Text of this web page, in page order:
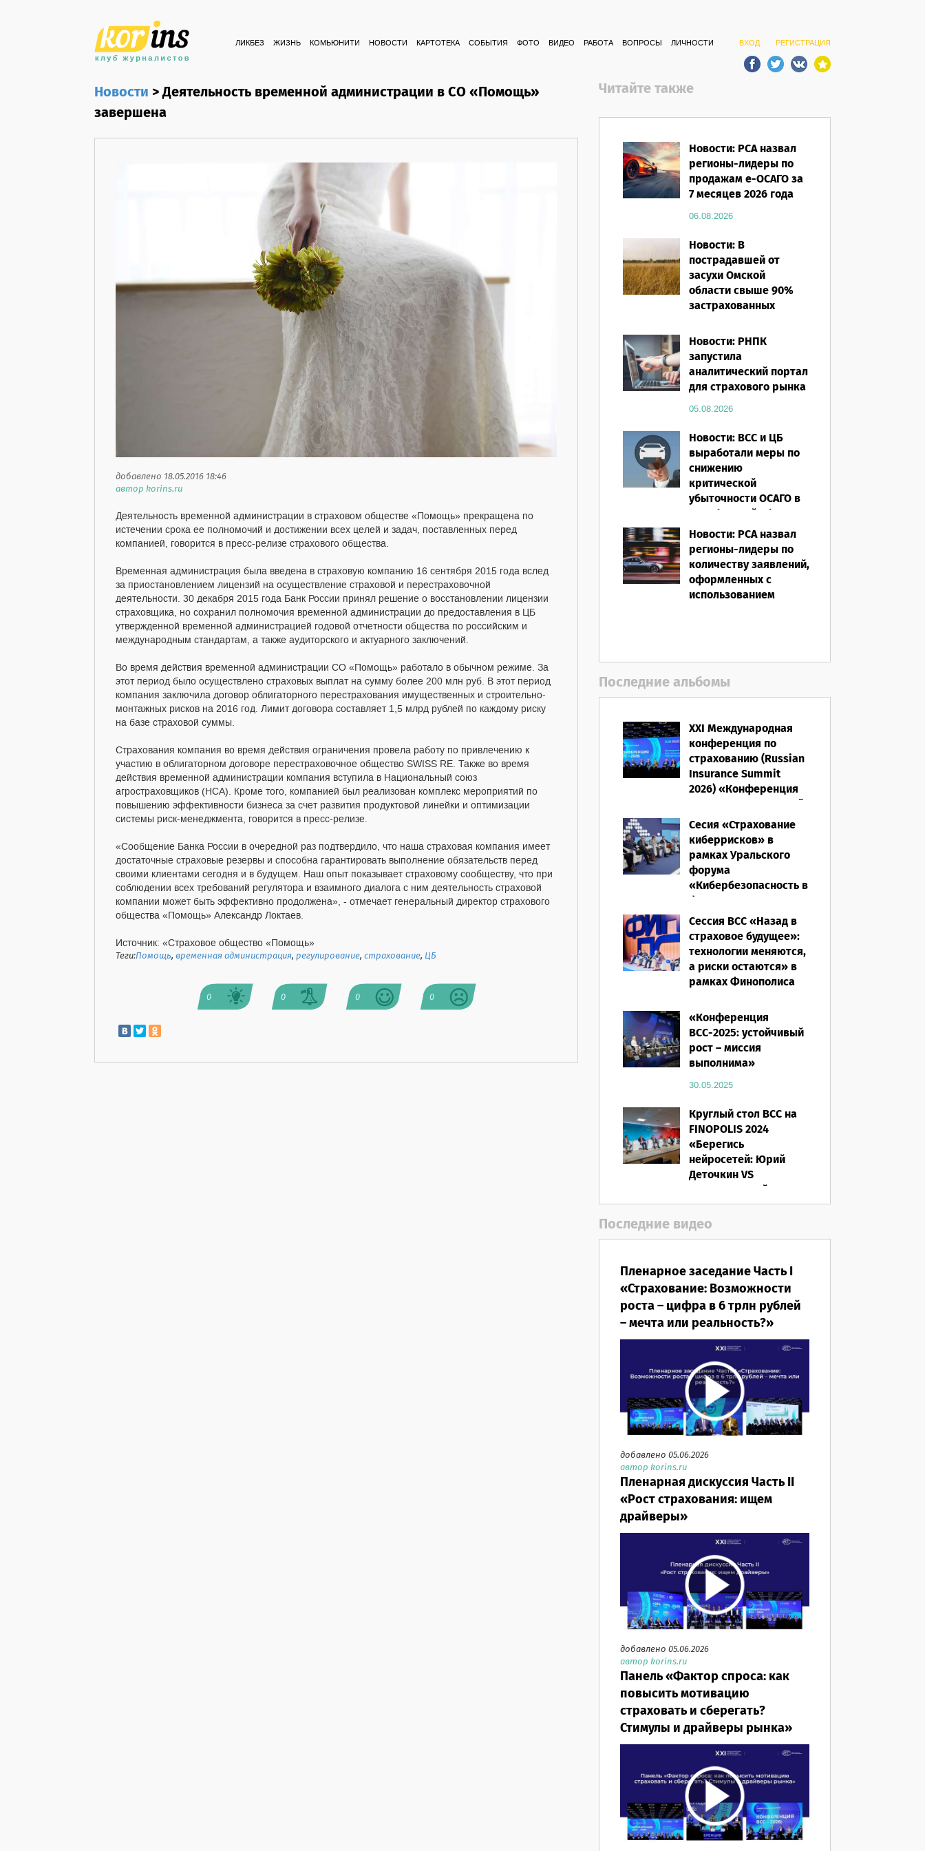
ВХОД РЕГИСТРАЦИЯ
ЛИКБЕЗ ЖИЗНЬ КОМЬЮНИТИ НОВОСТИ КАРТОТЕКА СОБЫТИЯ ФОТО ВИДЕО РАБОТА ВОПРОСЫ ЛИЧНОСТИ
Новости>Деятельность временной администрации в СО «Помощь»
завершена
добавлено 18.05.2016 18:46
автор korins.ru
Деятельность временной администрации в страховом обществе «Помощь» прекращена по
истечении срока ее полномочий и достижении всех целей и задач, поставленных перед
компанией, говорится в пресс-релизе страхового общества.
Временная администрация была введена в страховую компанию 16 сентября 2015 года вслед
за приостановлением лицензий на осуществление страховой и перестраховочной
деятельности. 30 декабря 2015 года Банк России принял решение о восстановлении лицензии
страховщика, но сохранил полномочия временной администрации до предоставления в ЦБ
утвержденной временной администрацией годовой отчетности общества по российским и
международным стандартам, а также аудиторского и актуарного заключений.
Во время действия временной администрации СО «Помощь» работало в обычном режиме. За
этот период было осуществлено страховых выплат на сумму более 200 млн руб. В этот период
компания заключила договор облигаторного перестрахования имущественных и строительно-
монтажных рисков на 2016 год. Лимит договора составляет 1,5 млрд рублей по каждому риску
на базе страховой суммы.
Страхования компания во время действия ограничения провела работу по привлечению к
участию в облигаторном договоре перестраховочное общество SWISS RE. Также во время
действия временной администрации компания вступила в Национальный союз
агростраховщиков (НСА). Кроме того, компанией был реализован комплекс мероприятий по
повышению эффективности бизнеса за счет развития продуктовой линейки и оптимизации
системы риск-менеджмента, говорится в пресс-релизе.
«Сообщение Банка России в очередной раз подтвердило, что наша страховая компания имеет
достаточные страховые резервы и способна гарантировать выполнение обязательств перед
своими клиентами сегодня и в будущем. Наш опыт показывает страховому сообществу, что при
соблюдении всех требований регулятора и взаимного диалога с ним деятельность страховой
компании может быть эффективно продолжена», - отмечает генеральный директор страхового
общества «Помощь» Александр Локтаев.
Источник: «Страховое общество «Помощь»
Теги:Помощь,временная администрация,регулирование,страхование, ЦБ
0 0 0 0
Читайте также
Новости: РСА назвал
регионы-лидеры по
продажам е-ОСАГО за
7 месяцев 2026 года
06.08.2026
Новости: В
пострадавшей от
засухи Омской
области свыше 90%
застрахованных
полисом «от ЧС»
05.08.2026
Новости: РНПК
запустила
аналитический портал
для страхового рынка
05.08.2026
Новости: ВСС и ЦБ
выработали меры по
снижению
критической
убыточности ОСАГО в
Челябинской области
05.08.2026
Новости: РСА назвал
регионы-лидеры по
количеству заявлений,
оформленных с
использованием
05.08.2026
Последние альбомы
XXI Международная
конференция по
страхованию (Russian
Insurance Summit
2026) «Конференция
ВСС-2026: Культурный
код страхования/
Человеческий
фактор»
28.05.2026
Сесия «Страхование
киберрисков» в
рамках Уральского
форума
«Кибербезопасность в
финансах» 2026
16.03.2026
Сессия ВСС «Назад в
страховое будущее»:
технологии меняются,
а риски остаются» в
рамках Финополиса
16.03.2026
«Конференция
ВСС-2025: устойчивый
рост – миссия
выполнима»
30.05.2025
Круглый стол ВСС на
FINOPOLIS 2024
«Берегись
нейросетей: Юрий
Деточкин VS
искусственный
интеллект»
12.11.2024
Последние видео
Пленарное заседание Часть I
«Страхование: Возможности
роста – цифра в 6 трлн рублей
– мечта или реальность?»
добавлено 05.06.2026
автор korins.ru
Пленарная дискуссия Часть II
«Рост страхования: ищем
драйверы»
добавлено 05.06.2026
автор korins.ru
Панель «Фактор спроса: как
повысить мотивацию
страховать и сберегать?
Стимулы и драйверы рынка»